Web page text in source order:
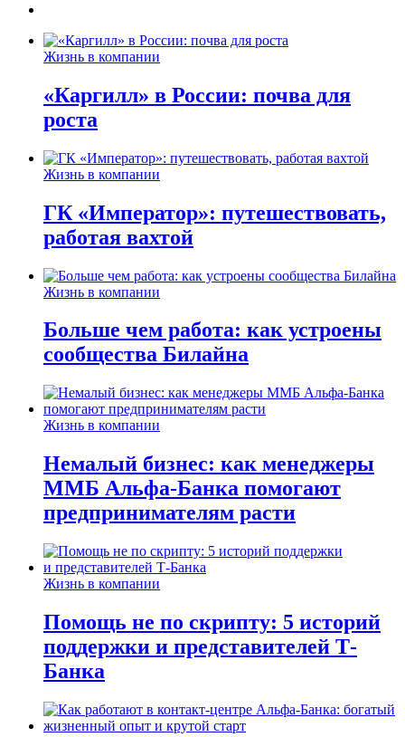
Жизнь в компании
«Каргилл» в России: почва для
роста
Жизнь в компании
ГК «Император»: путешествовать,
работая вахтой
Жизнь в компании
Больше чем работа: как устроены
сообщества Билайна
Жизнь в компании
Немалый бизнес: как менеджеры
ММБ Альфа-Банка помогают
предпринимателям расти
Жизнь в компании
Помощь не по скрипту: 5 историй
поддержки и представителей Т-
Банка